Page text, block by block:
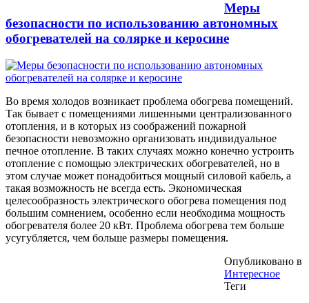
Меры
безопасности по использованию автономных
обогревателей на солярке и керосине
Во время холодов возникает проблема обогрева помещений.
Так бывает с помещениями лишенными централизованного
отопления, и в которых из соображений пожарной
безопасности невозможно организовать индивидуальное
печное отопление. В таких случаях можно конечно устроить
отопление с помощью электрических обогревателей, но в
этом случае может понадобиться мощный силовой кабель, а
такая возможность не всегда есть. Экономическая
целесообразность электрического обогрева помещения под
большим сомнением, особенно если необходима мощность
обогревателя более 20 кВт. Проблема обогрева тем больше
усугубляется, чем больше размеры помещения.
Опубликовано в
Интересное
Теги